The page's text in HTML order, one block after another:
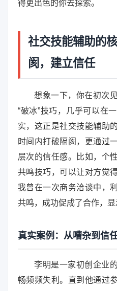
得更出色的你去探索。
社交技能辅助的
阂，建立信任
想象一下，你在初次
“破冰”技巧，几乎可以在
实，这正是社交技能辅助
时间内打破隔阂，更通过
层次的信任感。比如，个
共鸣技巧，可以让对方觉
我曾在一次商务洽谈中，
共鸣，成功促成了合作，显
真实案例：从嘈杂到信
李明是一家初创企业
畅频频失利。直到他通过